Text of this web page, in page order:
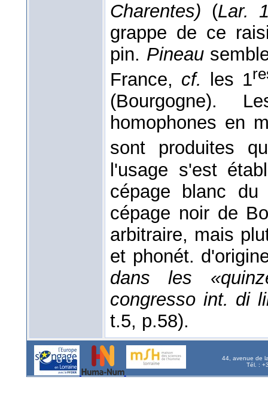
Charentes) (Lar.
grappe de ce
pin. Pineau
France, cf. les 1
(Bourgogne).
homophones en
sont produites
l'usage s'est
cépage blanc
cépage noir de
arbitraire, mais
et phonét.
dans les
congresso int. di
t.5, p.58).
44, avenue de
Tél. :